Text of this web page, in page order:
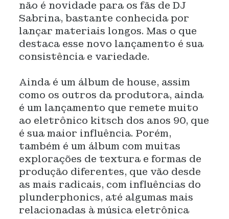
não é novidade para os fãs de DJ
Sabrina, bastante conhecida por
lançar materiais longos. Mas o que
destaca esse novo lançamento é sua
consistência e variedade.
Ainda é um álbum de house, assim
como os outros da produtora, ainda
é um lançamento que remete muito
ao eletrônico kitsch dos anos 90, que
é sua maior influência. Porém,
também é um álbum com muitas
explorações de textura e formas de
produção diferentes, que vão desde
as mais radicais, com influências do
plunderphonics, até algumas mais
relacionadas à música eletrônica